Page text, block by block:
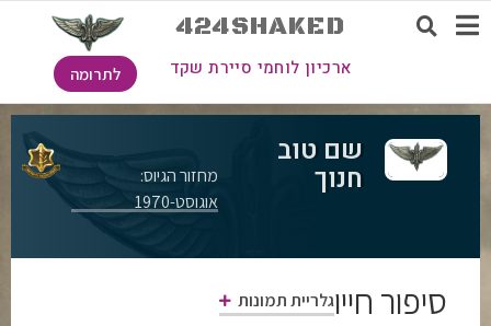
424SHAKED
ארכיון לוחמי סיירת שקד לתרומה
שם טוב
חנוך
מחזור הגיוס:
אוגוסט-1970
סיפור חייוגלריית תמונות